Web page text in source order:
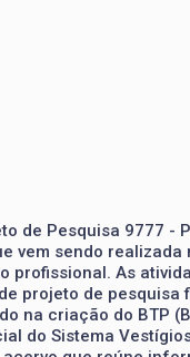
de Pesquisa 9777 -
vem sendo
As
projeto de pesquisa
na criação do BTP
do Sistema